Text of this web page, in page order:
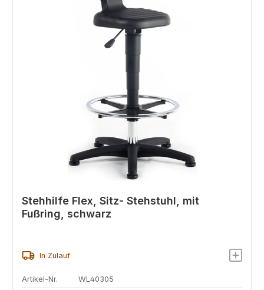
Stehhilfe Flex, Sitz- Stehstuhl, mit
Fußring, schwarz
In Zulauf
Artikel-Nr.
WL40305